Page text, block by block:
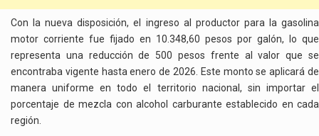
Con la nueva disposición, el ingreso al productor para la gasolina
motor corriente fue fijado en 10.348,60 pesos por galón, lo que
representa una reducción de 500 pesos frente al valor que se
encontraba vigente hasta enero de 2026. Este monto se aplicará de
manera uniforme en todo el territorio nacional, sin importar el
porcentaje de mezcla con alcohol carburante establecido en cada
región.